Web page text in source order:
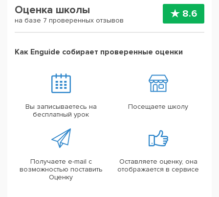
Оценка школы
на базе 7 проверенных отзывов
8.6
Как Enguide собирает проверенные оценки
Вы записываетесь на
бесплатный урок
Посещаете школу
Получаете e-mail с
возможностью поставить
Оценку
Оставляете оценку, она
отображается в сервисе